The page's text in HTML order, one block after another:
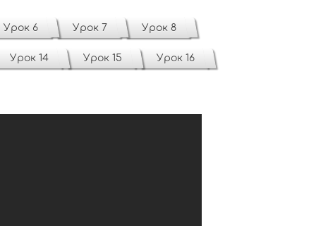
Урок 6 Урок 7 Урок 8
Урок 14 Урок 15 Урок 16